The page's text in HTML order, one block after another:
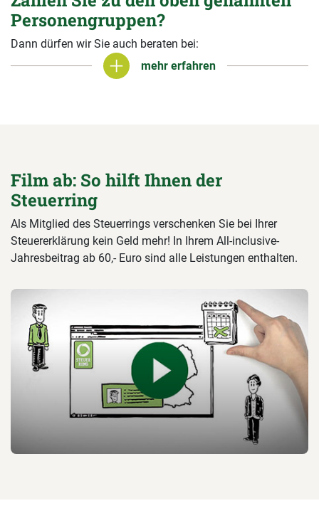
Personengruppen?
Dann dürfen wir Sie auch beraten bei:
mehr erfahren
mehr erfahren
Film ab: So hilft Ihnen der
Steuerring
Als Mitglied des Steuerrings verschenken Sie bei Ihrer
Steuererklärung kein Geld mehr! In Ihrem All-inclusive-
Jahresbeitrag ab 60,- Euro sind alle Leistungen enthalten.